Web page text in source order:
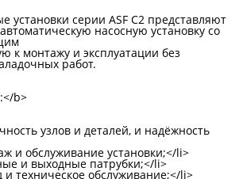
серии ASF C2 представляют
насосную установку со
к монтажу и эксплуатации без
работ.
b>
узлов и деталей, и надёжность
и обслуживание установки;</li>
и выходные патрубки;</li>
техническое обслуживание;</li>